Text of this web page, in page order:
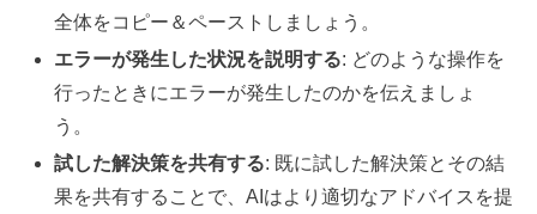
全体をコピー＆ペーストしましょう。
エラーが発生した状況を説明する: どのような操作を
行ったときにエラーが発生したのかを伝えましょ
う。
試した解決策を共有する: 既に試した解決策とその結
果を共有することで、AIはより適切なアドバイスを提